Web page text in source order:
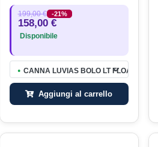
strutturale che darà al pescatore la
sensazione di maneggiare non una
bolo di 5 o 6 metri, ma una…
199,00 € -21%
158,00 €
Disponibile
● CANNA LUVIAS BOLO LT FLOAT 50P
Aggiungi al carrello